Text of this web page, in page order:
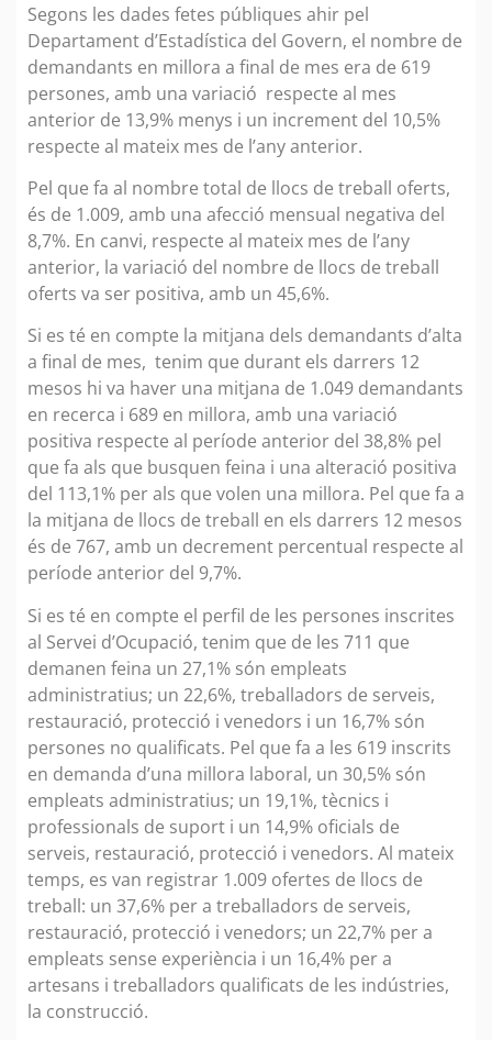
Segons les dades fetes públiques ahir pel
Departament d’Estadística del Govern, el nombre de
demandants en millora a final de mes era de 619
persones, amb una variació respecte al mes
anterior de 13,9% menys i un increment del 10,5%
respecte al mateix mes de l’any anterior.
Pel que fa al nombre total de llocs de treball oferts,
és de 1.009, amb una afecció mensual negativa del
8,7%. En canvi, respecte al mateix mes de l’any
anterior, la variació del nombre de llocs de treball
oferts va ser positiva, amb un 45,6%.
Si es té en compte la mitjana dels demandants d’alta
a final de mes, tenim que durant els darrers 12
mesos hi va haver una mitjana de 1.049 demandants
en recerca i 689 en millora, amb una variació
positiva respecte al període anterior del 38,8% pel
que fa als que busquen feina i una alteració positiva
del 113,1% per als que volen una millora. Pel que fa a
la mitjana de llocs de treball en els darrers 12 mesos
és de 767, amb un decrement percentual respecte al
període anterior del 9,7%.
Si es té en compte el perfil de les persones inscrites
al Servei d’Ocupació, tenim que de les 711 que
demanen feina un 27,1% són empleats
administratius; un 22,6%, treballadors de serveis,
restauració, protecció i venedors i un 16,7% són
persones no qualificats. Pel que fa a les 619 inscrits
en demanda d’una millora laboral, un 30,5% són
empleats administratius; un 19,1%, tècnics i
professionals de suport i un 14,9% oficials de
serveis, restauració, protecció i venedors. Al mateix
temps, es van registrar 1.009 ofertes de llocs de
treball: un 37,6% per a treballadors de serveis,
restauració, protecció i venedors; un 22,7% per a
empleats sense experiència i un 16,4% per a
artesans i treballadors qualificats de les indústries,
la construcció.